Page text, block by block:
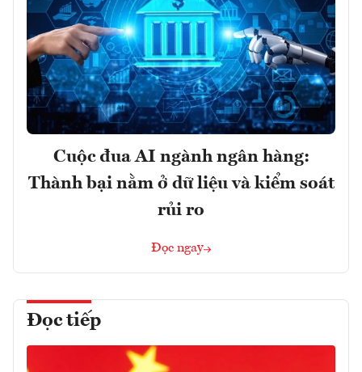
Cuộc đua AI ngành ngân hàng:
Thành bại nằm ở dữ liệu và kiểm soát
rủi ro
Đọc ngay
Đọc tiếp